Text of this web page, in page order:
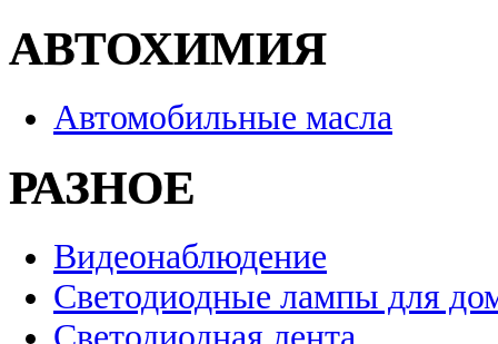
АВТОХИМИЯ
Автомобильные масла
РАЗНОЕ
Видеонаблюдение
Светодиодные лампы для